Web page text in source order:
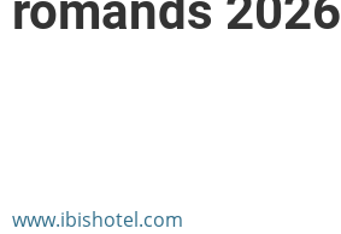
www.ibishotel.com